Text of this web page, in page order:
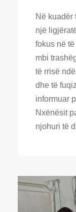
Në kuadër
një
fokus në
mbi
të rrisë
dhe të
informuar
Nxënësit
njohuri të